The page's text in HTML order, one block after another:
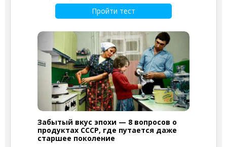
Пройти тест
Забытый вкус эпохи — 8 вопросов о
продуктах СССР, где путается даже
старшее поколение